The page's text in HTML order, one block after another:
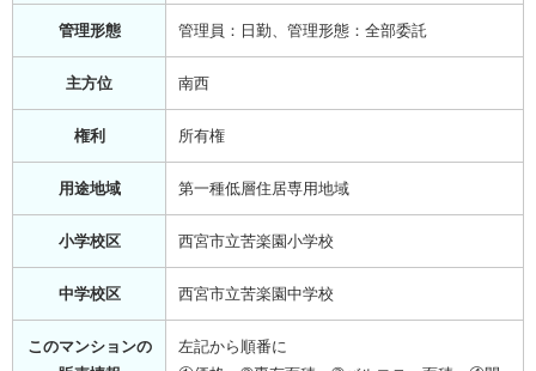
管理形態 管理員：日勤、管理形態：全部委託
主方位 南西
権利 所有権
用途地域 第一種低層住居専用地域
小学校区 西宮市立苦楽園小学校
中学校区 西宮市立苦楽園中学校
このマンションの
左記から順番に